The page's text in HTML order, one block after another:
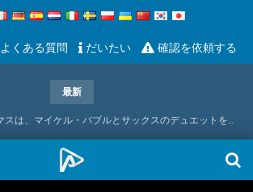
よくある質問 だいたい 確認を依頼する
最新
プロモ: 今年のクリスマスは、マイケル・バブルとサックスのデュエットをお届けします